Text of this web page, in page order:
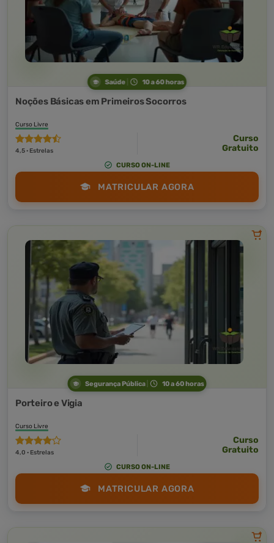
Saúde 10 a 60 horas
Noções Básicas em Primeiros Socorros
Curso Livre
4,5 · Estrelas
Curso
Gratuito
CURSO ON-LINE
MATRICULAR AGORA
Segurança Pública 10 a 60 horas
Porteiro e Vigia
Curso Livre
4,0 · Estrelas
Curso
Gratuito
CURSO ON-LINE
MATRICULAR AGORA